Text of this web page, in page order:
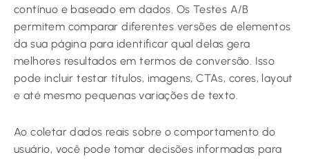
contínuo e baseado em dados. Os Testes A/B
permitem comparar diferentes versões de elementos
da sua página para identificar qual delas gera
melhores resultados em termos de conversão. Isso
pode incluir testar títulos, imagens, CTAs, cores, layout
e até mesmo pequenas variações de texto.
Ao coletar dados reais sobre o comportamento do
usuário, você pode tomar decisões informadas para